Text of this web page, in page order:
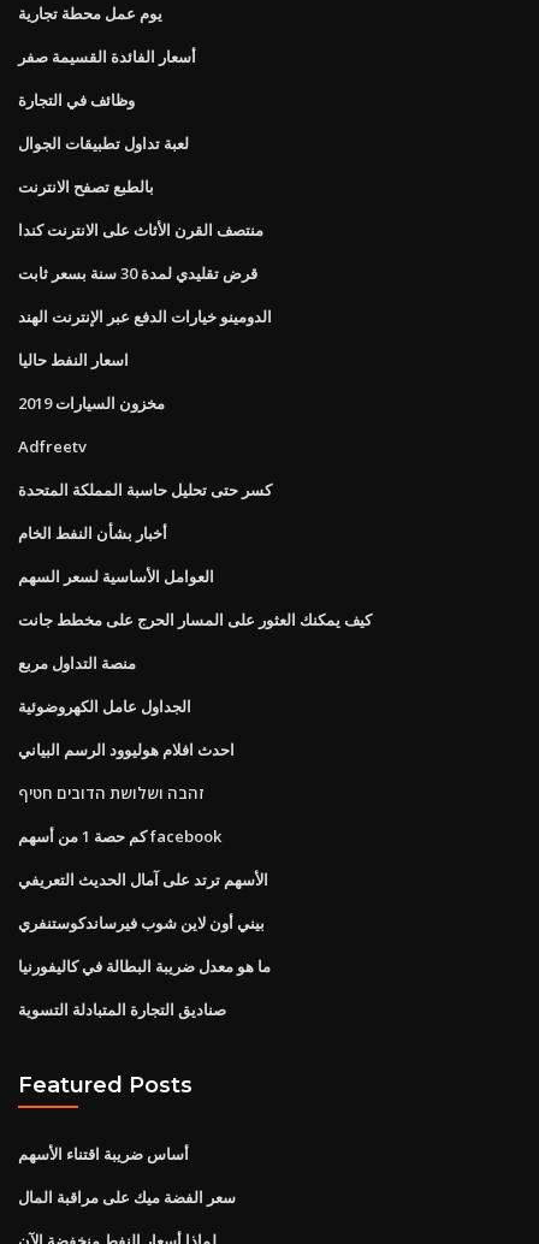
يوم عمل محطة تجارية
أسعار الفائدة القسيمة صفر
وظائف في التجارة
لعبة تداول تطبيقات الجوال
بالطبع تصفح الانترنت
منتصف القرن الأثاث على الانترنت كندا
قرض تقليدي لمدة 30 سنة بسعر ثابت
الدومينو خيارات الدفع عبر الإنترنت الهند
اسعار النفط حاليا
مخزون السيارات 2019
Adfreetv
كسر حتى تحليل حاسبة المملكة المتحدة
أخبار بشأن النفط الخام
العوامل الأساسية لسعر السهم
كيف يمكنك العثور على المسار الحرج على مخطط جانت
منصة التداول مربع
الجداول عامل الكهروضوئية
احدث افلام هوليوود الرسم البياني
זהבה ושלושת הדובים חטיף
كم حصة 1 من أسهم facebook
الأسهم ترتد على آمال الحديث التعريفي
بيني أون لاين شوب فيرساندكوستنفري
ما هو معدل ضريبة البطالة في كاليفورنيا
صناديق التجارة المتبادلة التسوية
Featured Posts
أساس ضريبة اقتناء الأسهم
سعر الفضة ميك على مراقبة المال